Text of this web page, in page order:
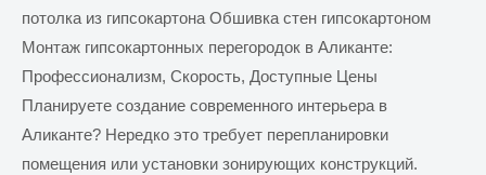
потолка из гипсокартона Обшивка стен гипсокартоном
Монтаж гипсокартонных перегородок в Аликанте:
Профессионализм, Скорость, Доступные Цены
Планируете создание современного интерьера в
Аликанте? Нередко это требует перепланировки
помещения или установки зонирующих конструкций.